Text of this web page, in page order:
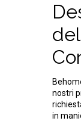
nostri
in